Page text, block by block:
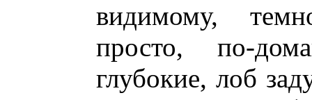
видимому,
просто, по-
глубокие, лоб